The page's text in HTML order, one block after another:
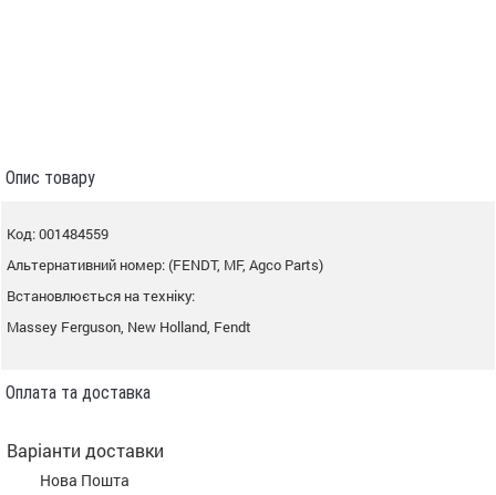
Опис товару
Код: 001484559
Альтернативний номер: (FENDT, MF, Agco Parts)
Встановлюється на техніку:
Massey Ferguson, New Holland, Fendt
Оплата та доставка
Варіанти доставки
Нова Пошта